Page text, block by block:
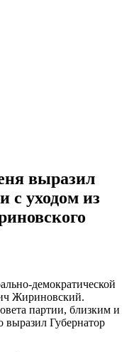
выразил
с уходом из
демократической
Жириновский.
партии, близким и
Губернатор